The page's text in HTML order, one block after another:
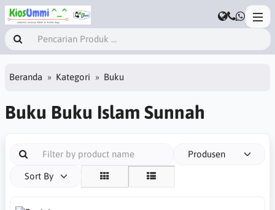
Beranda Kategori Buku
Buku Buku Islam Sunnah
Produsen
Sort By